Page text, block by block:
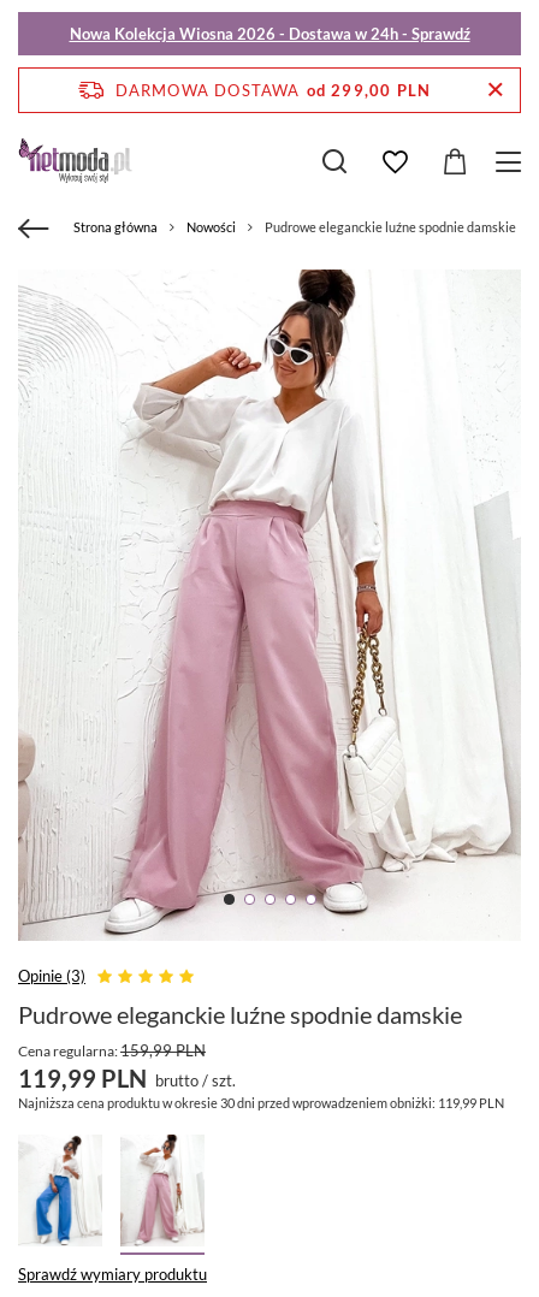
Nowa Kolekcja Wiosna 2026 - Dostawa w 24h - Sprawdź
DARMOWA DOSTAWA od 299,00 PLN
Strona główna Nowości Pudrowe eleganckie luźne spodnie damskie
Opinie (3)
Pudrowe eleganckie luźne spodnie damskie
Cena regularna:159,99 PLN
119,99 PLN brutto/szt.
Najniższa cena produktu w okresie 30 dni przed wprowadzeniem obniżki: 119,99 PLN
Sprawdź wymiary produktu